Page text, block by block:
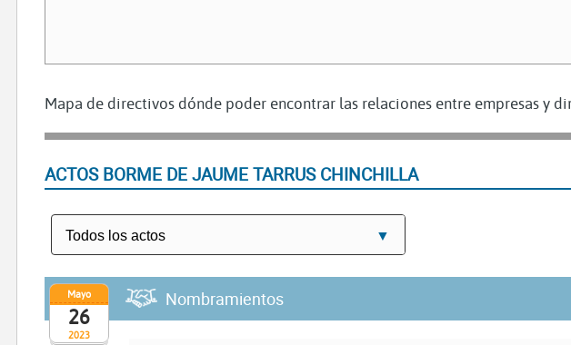
Mapa de directivos dónde poder encontrar las relaciones entre empresas y
ACTOS BORME DE JAUME TARRUS CHINCHILLA
2023
Mayo
26
Nombramientos